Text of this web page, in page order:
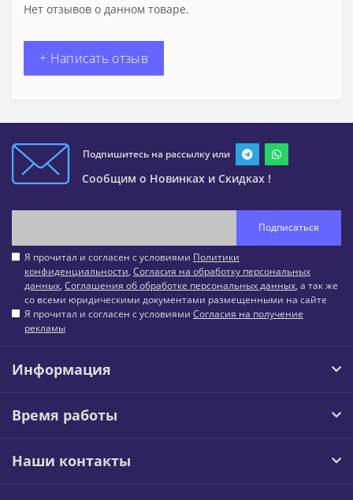
Нет отзывов о данном товаре.
+ Написать отзыв
Подпишитесь на рассылку или
Сообщим о Новинках и Скидках !
Подписаться
Я прочитал и согласен с условиями Политики
конфиденциальности, Согласия на обработку персональных
данных, Соглашения об обработке персональных данных, а так же
со всеми юридическими документами размещенными на сайте
Я прочитал и согласен с условиями Согласия на получение
рекламы
Информация
Время работы
Наши контакты